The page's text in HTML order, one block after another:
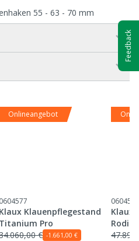
55 - 63 - 70 mm
Onlineangebot
0604577
Klaux Klauenpflegestand
Titanium Pro
€ -1.661,00 €
0604578
Klaux
Feedback